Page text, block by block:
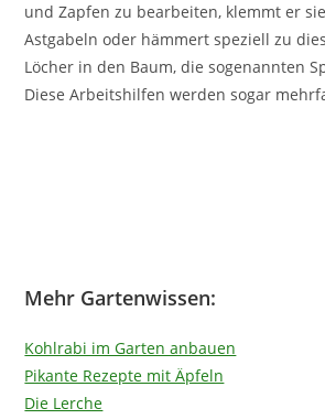
und Zapfen zu bearbeiten, klemmt er
Astgabeln oder hämmert speziell zu
Löcher in den Baum, die sogenannten
Diese Arbeitshilfen werden sogar
Mehr Gartenwissen:
Kohlrabi im Garten anbauen
Pikante Rezepte mit Äpfeln
Die Lerche